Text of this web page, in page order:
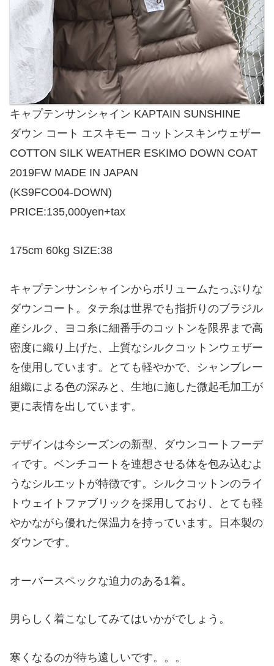
キャプテンサンシャイン KAPTAIN SUNSHINE
ダウン コート エスキモー コットンスキンウェザー
COTTON SILK WEATHER ESKIMO DOWN COAT
2019FW MADE IN JAPAN
(KS9FCO04-DOWN)
PRICE:135,000yen+tax
175cm 60kg SIZE:38
キャプテンサンシャインからボリュームたっぷりな
ダウンコート。タテ糸は世界でも指折りのブラジル
産シルク、ヨコ糸に細番手のコットンを限界まで高
密度に織り上げた、上質なシルクコットンウェザー
を使用しています。とても軽やかで、シャンブレー
組織による色の深みと、生地に施した微起毛加工が
更に表情を出しています。
デザインは今シーズンの新型、ダウンコートフーデ
ィです。ベンチコートを連想させる体を包み込むよ
うなシルエットが特徴です。シルクコットンのライ
トウェイトファブリックを採用しており、とても軽
やかながら優れた保温力を持っています。日本製の
ダウンです。
オーバースペックな迫力のある1着。
男らしく着こなしてみてはいかがでしょう。
寒くなるのが待ち遠しいです。。。